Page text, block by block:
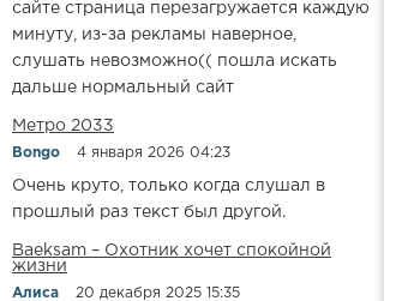
сайте страница перезагружается каждую
минуту, из-за рекламы наверное,
слушать невозможно(( пошла искать
дальше нормальный сайт
Метро 2033
Bongo 4 января 2026 04:23
Очень круто, только когда слушал в
прошлый раз текст был другой.
Baeksam – Охотник хочет спокойной
жизни
Алиса 20 декабря 2025 15:35